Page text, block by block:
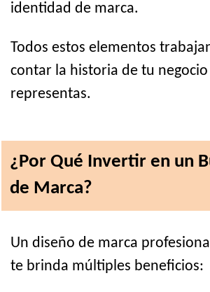
identidad de marca.
Todos estos elementos
contar la historia de tu
representas.
¿Por Qué Invertir en un
de Marca?
Un diseño de marca
te brinda múltiples beneficios: